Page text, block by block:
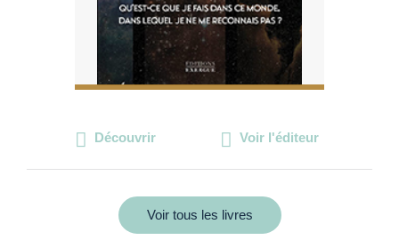
Découvrir Voir l'éditeur
Voir tous les livres